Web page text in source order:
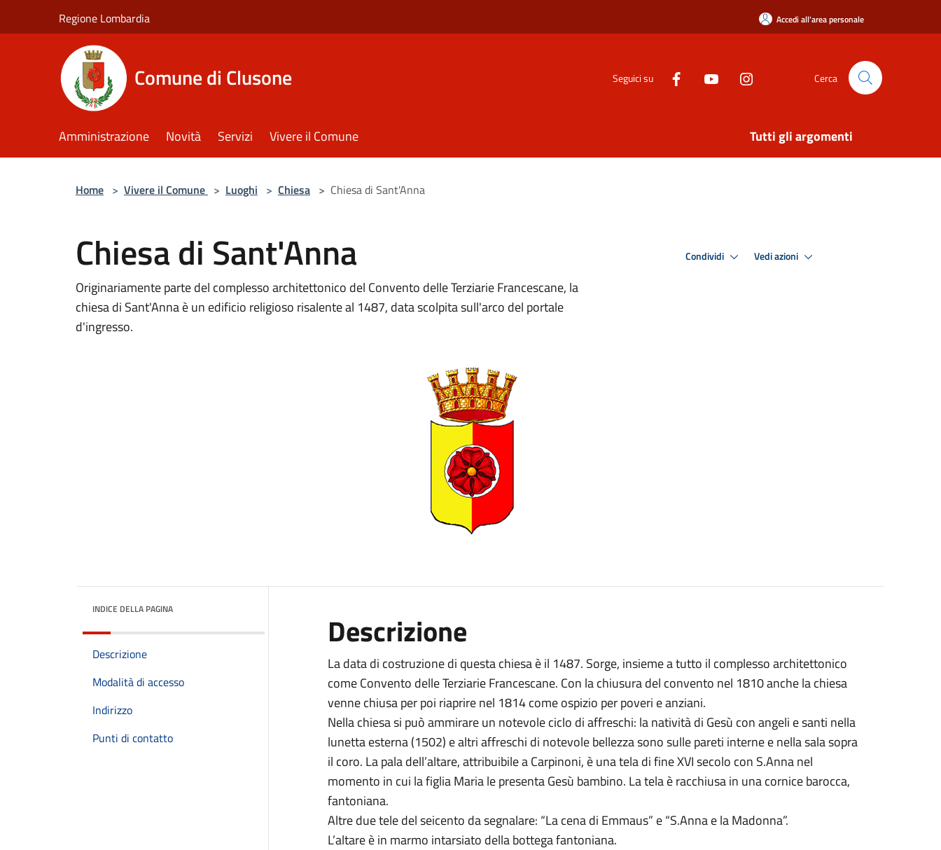
Regione Lombardia Accedi all'area personale
Comune di Clusone Seguici su Cerca
Amministrazione Novità Servizi Vivere il Comune Tutti gli argomenti
Home > Vivere il Comune > Luoghi > Chiesa > Chiesa di Sant'Anna
Chiesa di Sant'Anna
Originariamente parte del complesso architettonico del Convento delle Terziarie Francescane, la
chiesa di Sant'Anna è un edificio religioso risalente al 1487, data scolpita sull'arco del portale
d'ingresso.
Condividi Vedi azioni
INDICE DELLA PAGINA
Descrizione
Modalità di accesso
Indirizzo
Punti di contatto
Descrizione
La data di costruzione di questa chiesa è il 1487. Sorge, insieme a tutto il complesso architettonico
come Convento delle Terziarie Francescane. Con la chiusura del convento nel 1810 anche la chiesa
venne chiusa per poi riaprire nel 1814 come ospizio per poveri e anziani.
Nella chiesa si può ammirare un notevole ciclo di affreschi: la natività di Gesù con angeli e santi nella
lunetta esterna (1502) e altri affreschi di notevole bellezza sono sulle pareti interne e nella sala sopra
il coro. La pala dell’altare, attribuibile a Carpinoni, è una tela di fine XVI secolo con S.Anna nel
momento in cui la figlia Maria le presenta Gesù bambino. La tela è racchiusa in una cornice barocca,
fantoniana.
Altre due tele del seicento da segnalare: “La cena di Emmaus” e “S.Anna e la Madonna”.
L’altare è in marmo intarsiato della bottega fantoniana.